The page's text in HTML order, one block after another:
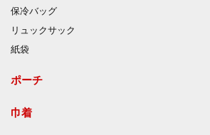
保冷バッグ
リュックサック
紙袋
ポーチ
巾着